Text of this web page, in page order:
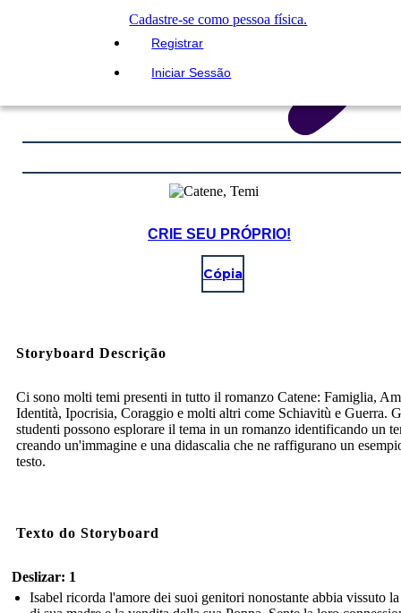
Cadastre-se como pessoa física.
Registrar
Iniciar Sessão
CRIE SEU PRÓPRIO!
Cópia
Storyboard Descrição
Ci sono molti temi presenti in tutto il romanzo Catene: Famiglia,
Identità, Ipocrisia, Coraggio e molti altri come Schiavitù e Guerra.
studenti possono esplorare il tema in un romanzo identificando un
creando un'immagine e una didascalia che ne raffigurano un
testo.
Texto do Storyboard
Deslizar: 1
Isabel ricorda l'amore dei suoi genitori nonostante abbia vissuto